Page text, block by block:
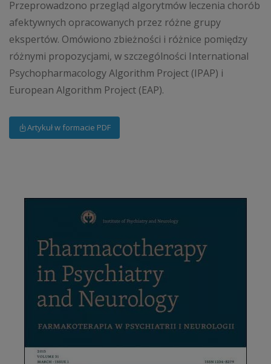
Przeprowadzono przegląd algorytmów leczenia chorób
afektywnych opracowanych przez różne grupy
ekspertów. Omówiono zbieżności i różnice pomiędzy
różnymi propozycjami, w szczególności International
Psychopharmacology Algorithm Project (IPAP) i
European Algorithm Project (EAP).
Artykuł w formacie PDF